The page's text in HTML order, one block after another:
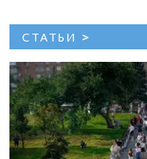
СТАТЬИ >